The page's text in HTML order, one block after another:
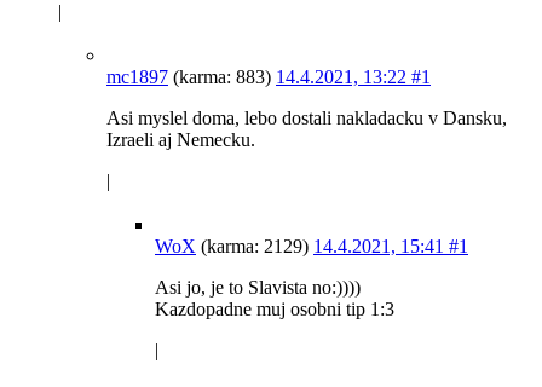
|
mc1897 (karma: 883) 14.4.2021, 13:22 #1
Asi myslel doma, lebo dostali nakladacku v Dansku,
Izraeli aj Nemecku.
|
WoX (karma: 2129) 14.4.2021, 15:41 #1
Asi jo, je to Slavista no:))))
Kazdopadne muj osobni tip 1:3
|